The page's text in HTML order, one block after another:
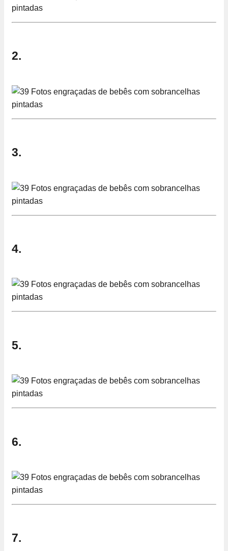
2.
3.
4.
5.
6.
7.